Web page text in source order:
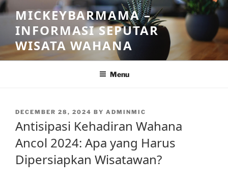
Skip
to
content
MICKEYBARMAMA –
INFORMASI SEPUTAR
WISATA WAHANA
Menu
POSTED
DECEMBER 28, 2024 BY ADMINMIC
Antisipasi Kehadiran Wahana
Ancol 2024: Apa yang Harus
Dipersiapkan Wisatawan?